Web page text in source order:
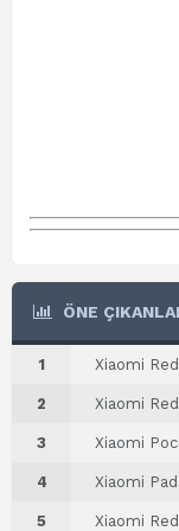
ÖNE
1 Xiaomi
2 Xiaomi
3 Xiaomi
4 Xiaomi
5 Xiaomi